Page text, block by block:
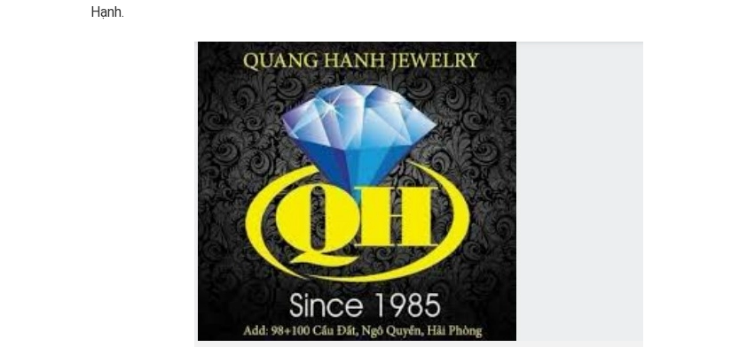
Hạnh.